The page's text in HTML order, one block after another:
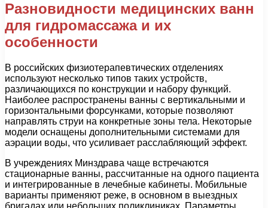
Разновидности медицинских ванн
для гидромассажа и их
особенности
В российских физиотерапевтических отделениях
используют несколько типов таких устройств,
различающихся по конструкции и набору функций.
Наиболее распространены ванны с вертикальными и
горизонтальными форсунками, которые позволяют
направлять струи на конкретные зоны тела. Некоторые
модели оснащены дополнительными системами для
аэрации воды, что усиливает расслабляющий эффект.
В учреждениях Минздрава чаще встречаются
стационарные ванны, рассчитанные на одного пациента
и интегрированные в лечебные кабинеты. Мобильные
варианты применяют реже, в основном в выездных